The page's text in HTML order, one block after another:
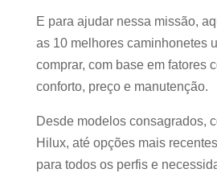
E para ajudar nessa missão,
as 10 melhores caminhonetes
comprar, com base em fatores
conforto, preço e manutenção.
Desde modelos consagrados,
Hilux, até opções mais
para todos os perfis e